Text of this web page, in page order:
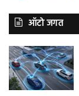
ऑटो जगत